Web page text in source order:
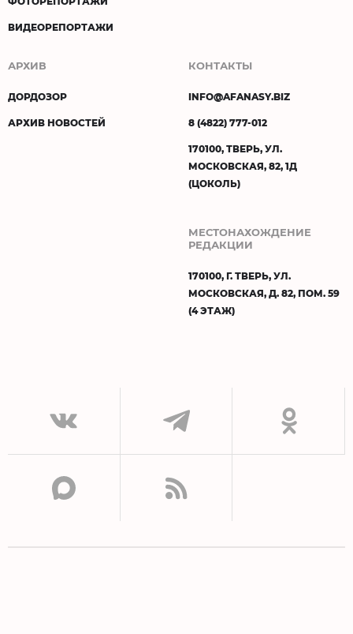
ВИДЕОРЕПОРТАЖИ
АРХИВ
ДОРДОЗОР
АРХИВ НОВОСТЕЙ
КОНТАКТЫ
INFO@AFANASY.BIZ
8 (4822) 777-012
170100, ТВЕРЬ, УЛ.
МОСКОВСКАЯ, 82, 1Д
(ЦОКОЛЬ)
МЕСТОНАХОЖДЕНИЕ
РЕДАКЦИИ
170100, Г. ТВЕРЬ, УЛ.
МОСКОВСКАЯ, Д. 82, ПОМ. 59
(4 ЭТАЖ)